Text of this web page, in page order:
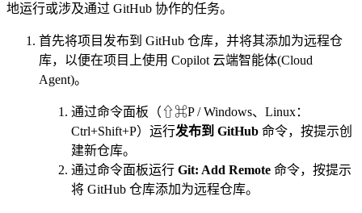
地运行或涉及通过 GitHub 协作的任务。
首先将项目发布到 GitHub 仓库，并将其添加为远程仓
库，以便在项目上使用 Copilot 云端智能体(Cloud
Agent)。
通过命令面板（⇧⌘P / Windows、Linux：
Ctrl+Shift+P）运行发布到 GitHub 命令，按提示创
建新仓库。
通过命令面板运行 Git: Add Remote 命令，按提示
将 GitHub 仓库添加为远程仓库。